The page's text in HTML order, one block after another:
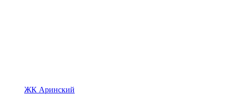
ЖК Аринский